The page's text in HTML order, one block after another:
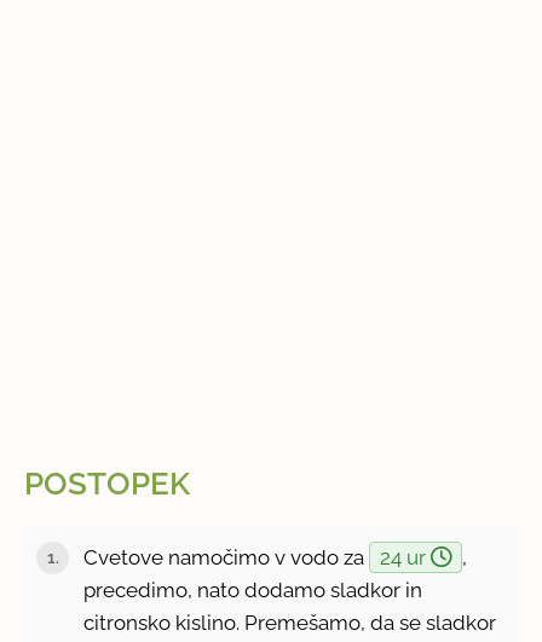
POSTOPEK
Cvetove namočimo v vodo za 24 ur
,
precedimo, nato dodamo sladkor in
citronsko kislino. Premešamo, da se sladkor